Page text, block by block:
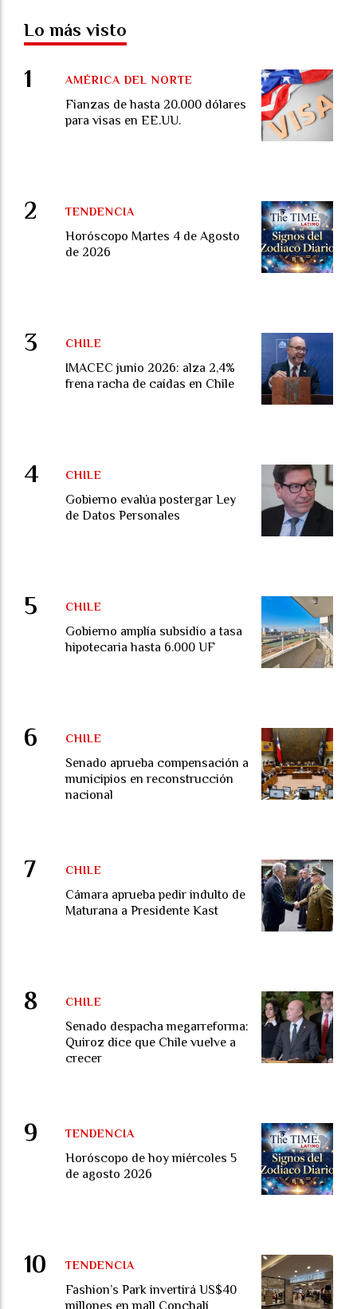
Lo más visto
Fianzas de hasta 20.000 dólares
para visas en EE.UU.
AMÉRICA DEL NORTE
Horóscopo Martes 4 de Agosto
de 2026
TENDENCIA
IMACEC junio 2026: alza 2,4%
frena racha de caídas en Chile
CHILE
Gobierno evalúa postergar Ley
de Datos Personales
CHILE
Gobierno amplía subsidio a tasa
hipotecaria hasta 6.000 UF
CHILE
Senado aprueba compensación a
municipios en reconstrucción
nacional
CHILE
Cámara aprueba pedir indulto de
Maturana a Presidente Kast
CHILE
Senado despacha megarreforma:
Quiroz dice que Chile vuelve a
crecer
CHILE
Horóscopo de hoy miércoles 5
de agosto 2026
TENDENCIA
Fashion’s Park invertirá US$40
millones en mall Conchalí
TENDENCIA